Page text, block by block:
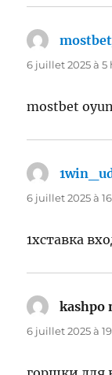
6 juillet 2025 à 5
mostbet
6 juillet 2025 à
1хставка
kashpo
6 juillet 2025 à